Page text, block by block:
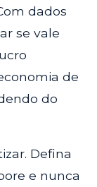
dados
se vale
de
do
Defina
e nunca